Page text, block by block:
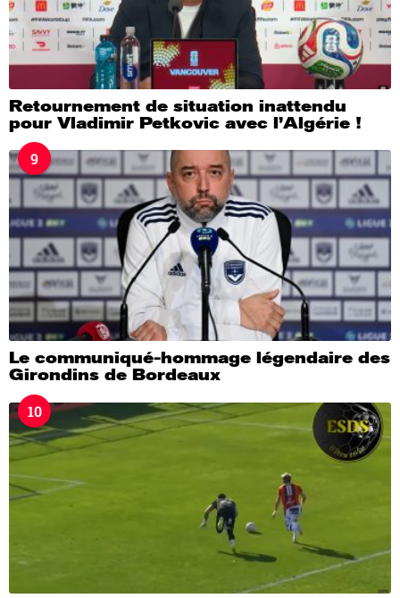
Retournement de situation inattendu
pour Vladimir Petkovic avec l’Algérie !
9
Le communiqué-hommage légendaire des
Girondins de Bordeaux
10